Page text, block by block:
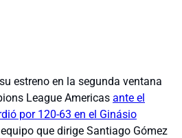
estreno en la segunda ventana
League Americas ante el
por 120-63 en el Ginásio
que dirige Santiago Gómez